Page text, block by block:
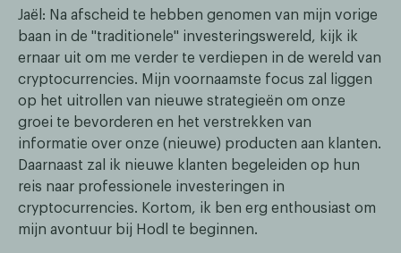
Jaël: Na afscheid te hebben genomen van mijn vorige
baan in de "traditionele" investeringswereld, kijk ik
ernaar uit om me verder te verdiepen in de wereld van
cryptocurrencies. Mijn voornaamste focus zal liggen
op het uitrollen van nieuwe strategieën om onze
groei te bevorderen en het verstrekken van
informatie over onze (nieuwe) producten aan klanten.
Daarnaast zal ik nieuwe klanten begeleiden op hun
reis naar professionele investeringen in
cryptocurrencies. Kortom, ik ben erg enthousiast om
mijn avontuur bij Hodl te beginnen.